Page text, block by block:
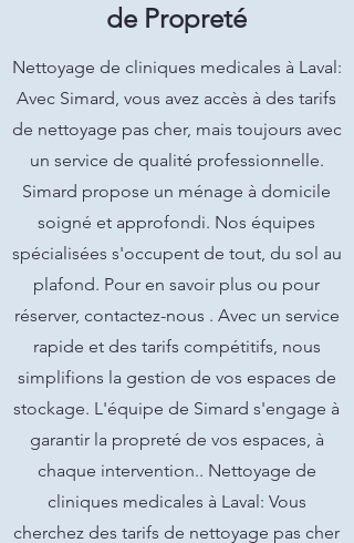
de Propreté
Nettoyage de cliniques medicales à Laval:
Avec Simard, vous avez accès à des tarifs
de nettoyage pas cher, mais toujours avec
un service de qualité professionnelle.
Simard propose un ménage à domicile
soigné et approfondi. Nos équipes
spécialisées s'occupent de tout, du sol au
plafond. Pour en savoir plus ou pour
réserver, contactez-nous . Avec un service
rapide et des tarifs compétitifs, nous
simplifions la gestion de vos espaces de
stockage. L'équipe de Simard s'engage à
garantir la propreté de vos espaces, à
chaque intervention.. Nettoyage de
cliniques medicales à Laval: Vous
cherchez des tarifs de nettoyage pas cher